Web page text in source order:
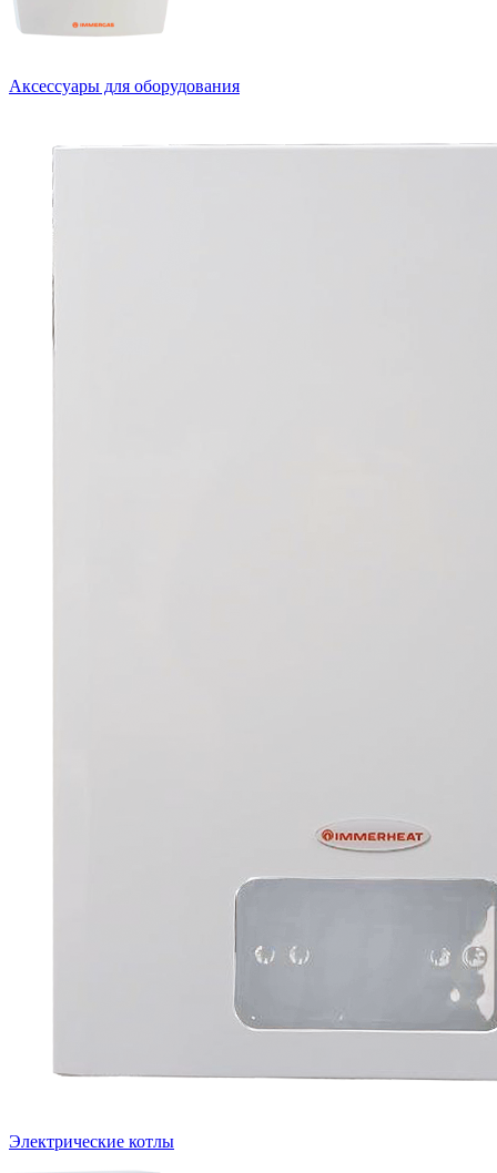
Аксессуары для оборудования
Электрические котлы